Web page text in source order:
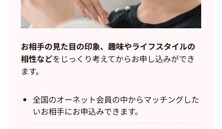
お相手の見た目の印象、趣味やライフスタイルの
相性などをじっくり考えてからお申し込みができ
ます。
全国のオーネット会員の中からマッチングした
いお相手にお申込みできます。